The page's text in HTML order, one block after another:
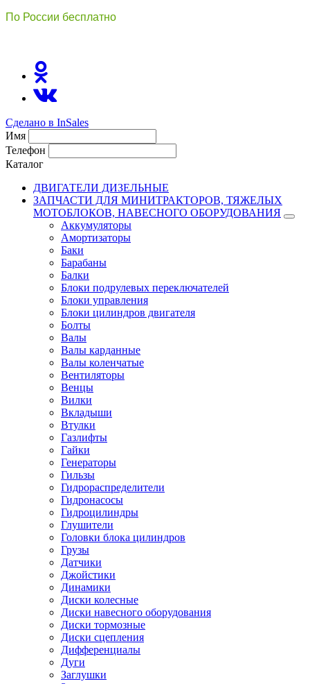
По России бесплатно
Сделано в InSales
Имя
Телефон
Каталог
ДВИГАТЕЛИ ДИЗЕЛЬНЫЕ
ЗАПЧАСТИ ДЛЯ МИНИТРАКТОРОВ, ТЯЖЕЛЫХ
МОТОБЛОКОВ, НАВЕСНОГО ОБОРУДОВАНИЯ
Аккумуляторы
Амортизаторы
Баки
Барабаны
Балки
Блоки подрулевых переключателей
Блоки управления
Блоки цилиндров двигателя
Болты
Валы
Валы карданные
Валы коленчатые
Вентиляторы
Венцы
Вилки
Вкладыши
Втулки
Газлифты
Гайки
Генераторы
Гильзы
Гидрораспределители
Гидронасосы
Гидроцилиндры
Глушители
Головки блока цилиндров
Грузы
Датчики
Джойстики
Динамики
Диски колесные
Диски навесного оборудования
Диски тормозные
Диски сцепления
Дифференциалы
Дуги
Заглушки